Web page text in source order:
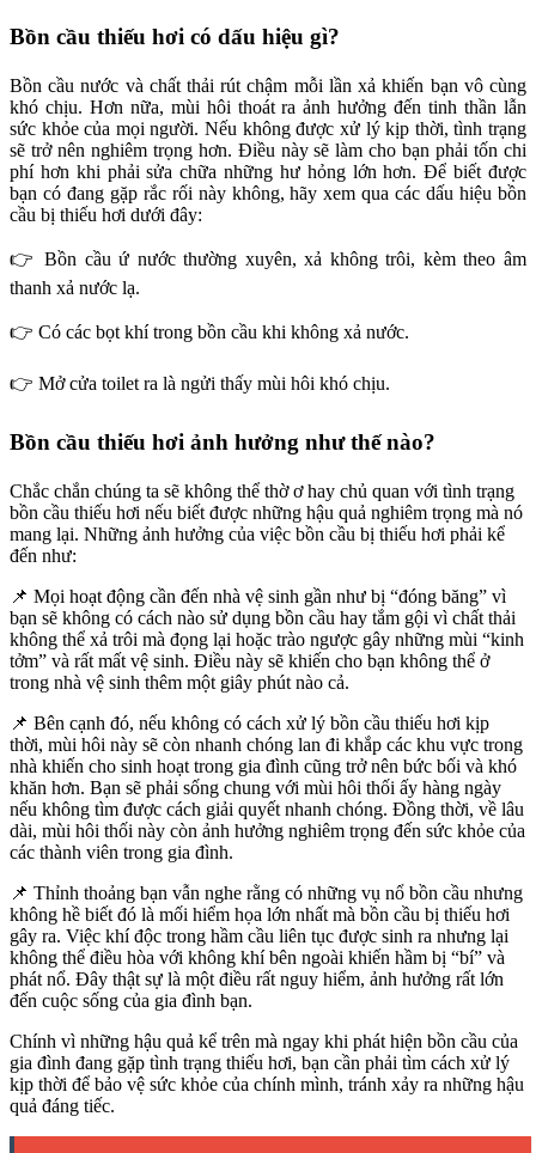
Bồn cầu thiếu hơi có dấu hiệu gì?
Bồn cầu nước và chất thải rút chậm mỗi lần xả khiến bạn vô cùng
khó chịu. Hơn nữa, mùi hôi thoát ra ảnh hưởng đến tinh thần lẫn
sức khỏe của mọi người. Nếu không được xử lý kịp thời, tình trạng
sẽ trở nên nghiêm trọng hơn. Điều này sẽ làm cho bạn phải tốn chi
phí hơn khi phải sửa chữa những hư hỏng lớn hơn. Để biết được
bạn có đang gặp rắc rối này không, hãy xem qua các dấu hiệu bồn
cầu bị thiếu hơi dưới đây:
👉 Bồn cầu ứ nước thường xuyên, xả không trôi, kèm theo âm
thanh xả nước lạ.
👉 Có các bọt khí trong bồn cầu khi không xả nước.
👉 Mở cửa toilet ra là ngửi thấy mùi hôi khó chịu.
Bồn cầu thiếu hơi ảnh hưởng như thế nào?
Chắc chắn chúng ta sẽ không thể thờ ơ hay chủ quan với tình trạng
bồn cầu thiếu hơi nếu biết được những hậu quả nghiêm trọng mà nó
mang lại. Những ảnh hưởng của việc bồn cầu bị thiếu hơi phải kể
đến như:
📌 Mọi hoạt động cần đến nhà vệ sinh gần như bị “đóng băng” vì
bạn sẽ không có cách nào sử dụng bồn cầu hay tắm gội vì chất thải
không thể xả trôi mà đọng lại hoặc trào ngược gây những mùi “kinh
tởm” và rất mất vệ sinh. Điều này sẽ khiến cho bạn không thể ở
trong nhà vệ sinh thêm một giây phút nào cả.
📌 Bên cạnh đó, nếu không có cách xử lý bồn cầu thiếu hơi kịp
thời, mùi hôi này sẽ còn nhanh chóng lan đi khắp các khu vực trong
nhà khiến cho sinh hoạt trong gia đình cũng trở nên bức bối và khó
khăn hơn. Bạn sẽ phải sống chung với mùi hôi thối ấy hàng ngày
nếu không tìm được cách giải quyết nhanh chóng. Đồng thời, về lâu
dài, mùi hôi thối này còn ảnh hưởng nghiêm trọng đến sức khỏe của
các thành viên trong gia đình.
📌 Thỉnh thoảng bạn vẫn nghe rằng có những vụ nổ bồn cầu nhưng
không hề biết đó là mối hiểm họa lớn nhất mà bồn cầu bị thiếu hơi
gây ra. Việc khí độc trong hầm cầu liên tục được sinh ra nhưng lại
không thể điều hòa với không khí bên ngoài khiến hầm bị “bí” và
phát nổ. Đây thật sự là một điều rất nguy hiểm, ảnh hưởng rất lớn
đến cuộc sống của gia đình bạn.
Chính vì những hậu quả kể trên mà ngay khi phát hiện bồn cầu của
gia đình đang gặp tình trạng thiếu hơi, bạn cần phải tìm cách xử lý
kịp thời để bảo vệ sức khỏe của chính mình, tránh xảy ra những hậu
quả đáng tiếc.